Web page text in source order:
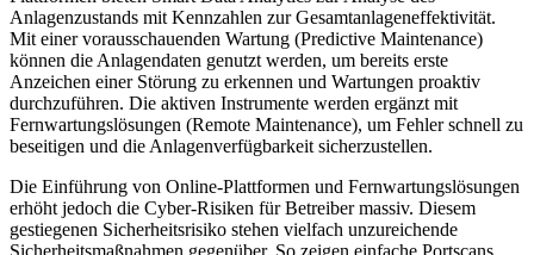
Anlagenzustands mit Kennzahlen zur Gesamtanlageneffektivität.
Mit einer vorausschauenden Wartung (Predictive Maintenance)
können die Anlagendaten genutzt werden, um bereits erste
Anzeichen einer Störung zu erkennen und Wartungen proaktiv
durchzuführen. Die aktiven Instrumente werden ergänzt mit
Fernwartungslösungen (Remote Maintenance), um Fehler schnell zu
beseitigen und die Anlagenverfügbarkeit sicherzustellen.
Die Einführung von Online-Plattformen und Fernwartungslösungen
erhöht jedoch die Cyber-Risiken für Betreiber massiv. Diesem
gestiegenen Sicherheitsrisiko stehen vielfach unzureichende
Sicherheitsmaßnahmen gegenüber. So zeigen einfache Portscans